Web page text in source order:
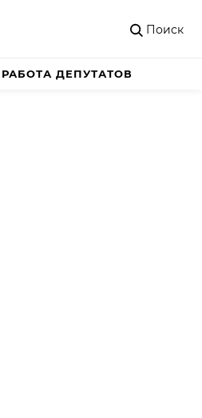
Поиск
РАБОТА ДЕПУТАТОВ